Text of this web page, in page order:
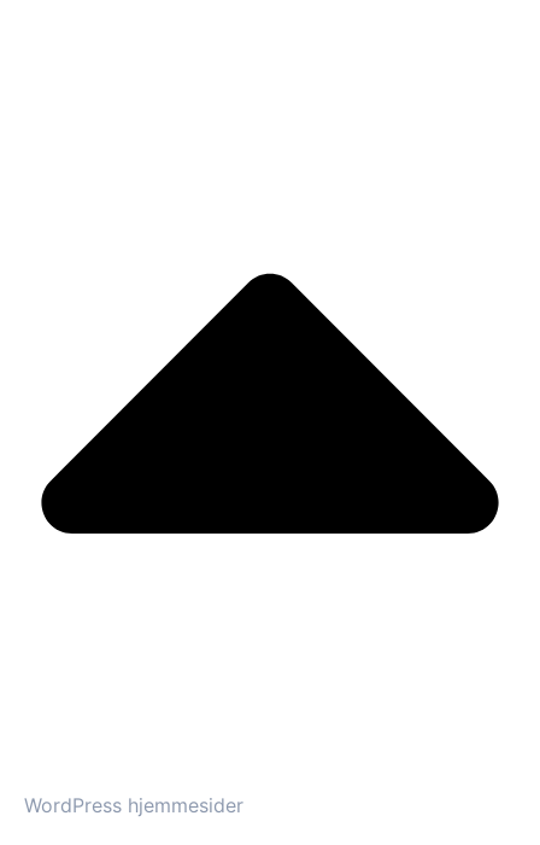
WordPress hjemmesider